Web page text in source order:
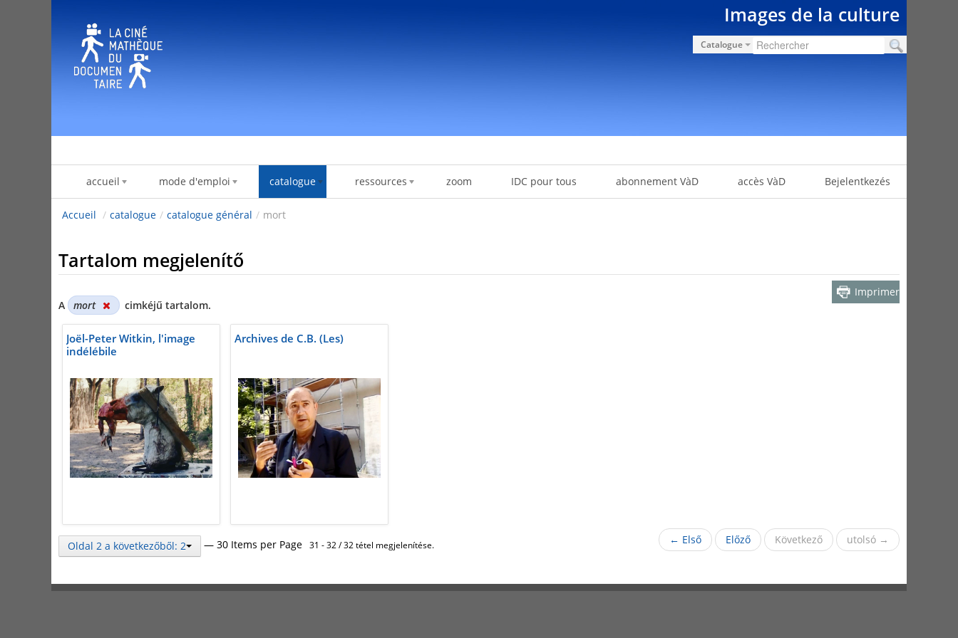
Images de la culture
Catalogue
accueil mode d'emploi catalogue ressources zoom IDC pour tous abonnement VàD accès VàD Bejelentkezés
Accueil / catalogue / catalogue général / mort
Tartalom megjelenítő
A mort cimkéjű tartalom.
Imprimer
Joël-Peter Witkin, l'image
indélébile
Archives de C.B. (Les)
Oldal 2 a következőből: 2 — 30 Items per Page 31 - 32 / 32 tétel megjelenítése. ← Első Előző Következő utolsó →